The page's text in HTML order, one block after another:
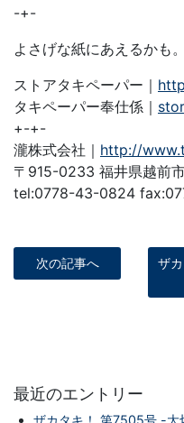
-+-
よさげな紙にあえるかも。
ストアタキペーパー｜
タキペーパー奉仕係｜
+-+-
瀧株式会社｜ http://
〒915-0233 福井県越前
tel:0778-43-0824
次の記事へ
ザ
最近のエントリー
ザカタキ！ 第7505号 -大